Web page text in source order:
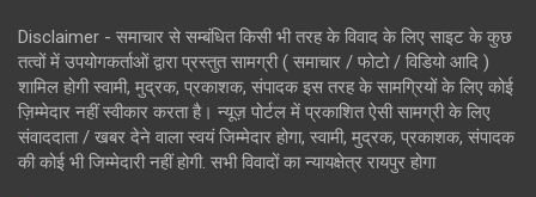
Disclaimer - समाचार से सम्बंधित किसी भी तरह के विवाद के लिए साइट के कुछ
तत्वों में उपयोगकर्ताओं द्वारा प्रस्तुत सामग्री ( समाचार / फोटो / विडियो आदि )
शामिल होगी स्वामी, मुद्रक, प्रकाशक, संपादक इस तरह के सामग्रियों के लिए कोई
ज़िम्मेदार नहीं स्वीकार करता है। न्यूज़ पोर्टल में प्रकाशित ऐसी सामग्री के लिए
संवाददाता / खबर देने वाला स्वयं जिम्मेदार होगा, स्वामी, मुद्रक, प्रकाशक, संपादक
की कोई भी जिम्मेदारी नहीं होगी. सभी विवादों का न्यायक्षेत्र रायपुर होगा